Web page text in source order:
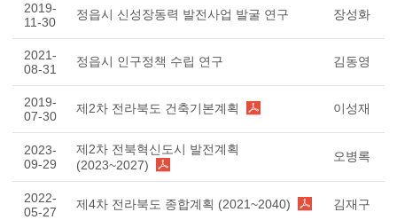
2019-
11-30
정읍시 신성장동력 발전사업 발굴 연구 장성화
2021-
08-31
정읍시 인구정책 수립 연구 김동영
2019-
07-30
제2차 전라북도 건축기본계획 이성재
2023-
09-29
제2차 전북혁신도시 발전계획
(2023~2027)
오병록
2022-
05-27
제4차 전라북도 종합계획 (2021~2040) 김재구